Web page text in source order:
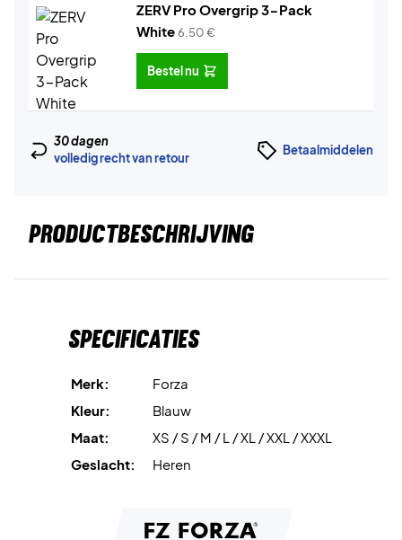
ZERV Pro Overgrip 3-Pack
White6,50€
Bestel nu
30 dagen
volledig recht van retour
Betaalmiddelen
PRODUCTBESCHRIJVING
Specificaties
Merk:
Forza
Kleur:
Blauw
Maat:
XS / S / M / L / XL / XXL / XXXL
Geslacht:
Heren